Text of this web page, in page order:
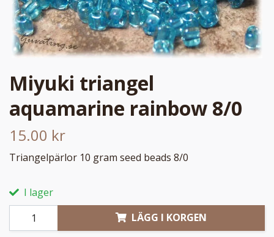
Miyuki triangel
aquamarine rainbow 8/0
15.00 kr
Triangelpärlor 10 gram seed beads 8/0
I lager
LÄGG I KORGEN